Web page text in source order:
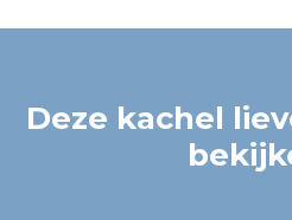
Deze kachel